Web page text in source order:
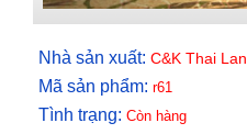
Nhà sản xuất: C&K Thai Lan
Mã sản phẩm: r61
Tình trạng: Còn hàng